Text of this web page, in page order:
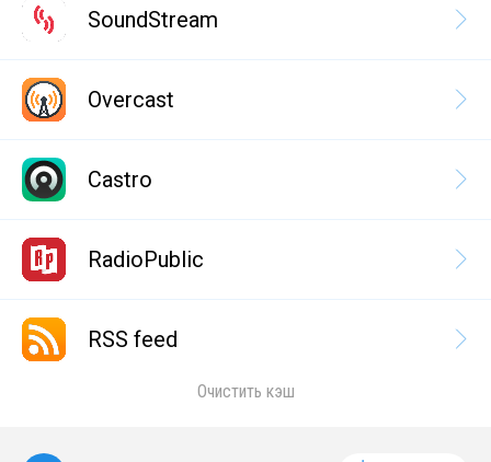
SoundStream
Overcast
Castro
RadioPublic
RSS feed
Очистить кэш